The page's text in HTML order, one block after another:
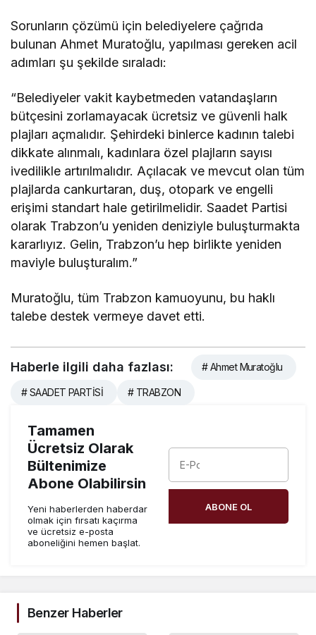
Sorunların çözümü için belediyelere çağrıda
bulunan Ahmet Muratoğlu, yapılması gereken acil
adımları şu şekilde sıraladı:
“Belediyeler vakit kaybetmeden vatandaşların
bütçesini zorlamayacak ücretsiz ve güvenli halk
plajları açmalıdır. Şehirdeki binlerce kadının talebi
dikkate alınmalı, kadınlara özel plajların sayısı
ivedilikle artırılmalıdır. Açılacak ve mevcut olan tüm
plajlarda cankurtaran, duş, otopark ve engelli
erişimi standart hale getirilmelidir. Saadet Partisi
olarak Trabzon’u yeniden deniziyle buluşturmakta
kararlıyız. Gelin, Trabzon’u hep birlikte yeniden
maviyle buluşturalım.”
Muratoğlu, tüm Trabzon kamuoyunu, bu haklı
talebe destek vermeye davet etti.
Haberle ilgili daha fazlası: # Ahmet Muratoğlu
# SAADET PARTİSİ # TRABZON
Tamamen
Ücretsiz Olarak
Bültenimize
Abone Olabilirsin
Yeni haberlerden haberdar
olmak için fırsatı kaçırma
ve ücretsiz e-posta
aboneliğini hemen başlat.
ABONE OL
Benzer Haberler